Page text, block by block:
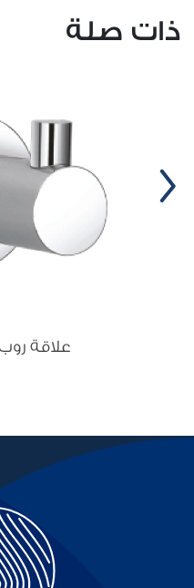
ذات صلة
علاقة